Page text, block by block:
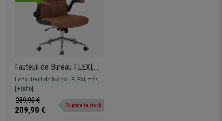
Fauteuil de Bureau FLEXI,
Accoudoirs Rabattables,
Grand Confort, en Cuir
Marron Clair
Le fauteuil de bureau FLEXI, très
élégant grâce à son design
moderne et ses matériaux de
haute qualité, grand confort pour
[+Info]
289,90 €
209,90 € Rupture de stock